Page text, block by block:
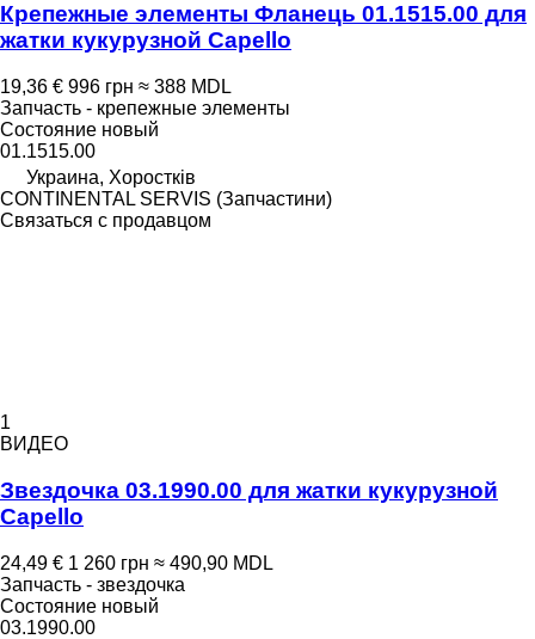
Крепежные элементы Фланець 01.1515.00 для
жатки кукурузной Capello
19,36 € 996 грн ≈ 388 MDL
Запчасть - крепежные элементы
Состояние новый
01.1515.00
Украина, Хоростків
CONTINENTAL SERVIS (Запчастини)
Связаться с продавцом
1
ВИДЕО
Звездочка 03.1990.00 для жатки кукурузной
Capello
24,49 € 1 260 грн ≈ 490,90 MDL
Запчасть - звездочка
Состояние новый
03.1990.00